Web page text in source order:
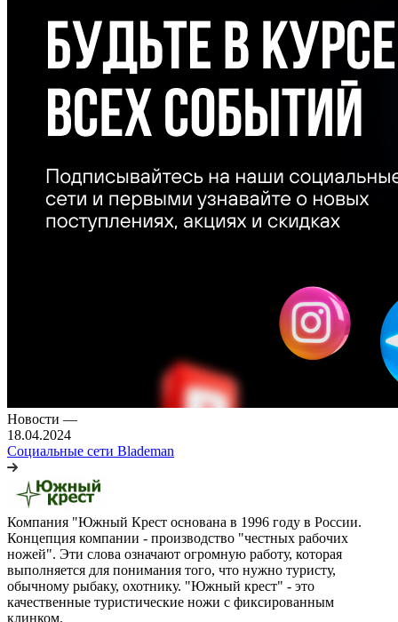
Новости —
18.04.2024
Социальные сети Blademan
Компания "Южный Крест основана в 1996 году в России.
Концепция компании - производство "честных рабочих
ножей". Эти слова означают огромную работу, которая
выполняется для понимания того, что нужно туристу,
обычному рыбаку, охотнику. "Южный крест" - это
качественные туристические ножи с фиксированным
клинком.